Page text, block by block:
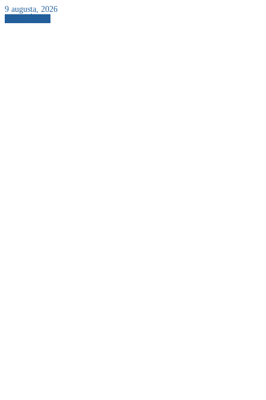
9 augusta, 2026